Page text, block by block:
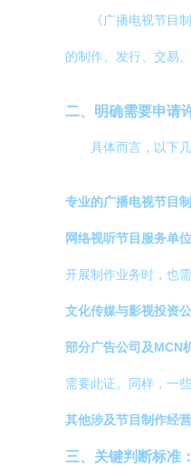
《广播电视节目
的制作、发行、交易
二、明确需要申请
具体而言，以下
专业的广播电视节目
网络视听节目服务单位
开展制作业务时，也
文化传媒与影视投资
部分广告公司及MCN
需要此证。同样，一
其他涉及节目制作经
三、关键判断标准